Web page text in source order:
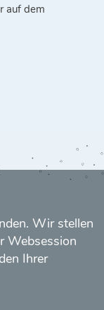
auf dem
Wir stellen
Websession
Ihrer